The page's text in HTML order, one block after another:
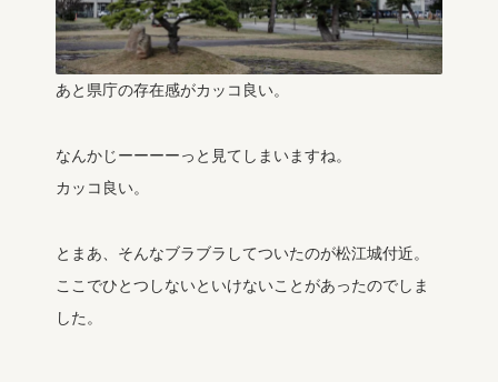
あと県庁の存在感がカッコ良い。
なんかじーーーーっと見てしまいますね。
カッコ良い。
とまあ、そんなブラブラしてついたのが松江城付近。
ここでひとつしないといけないことがあったのでしま
した。